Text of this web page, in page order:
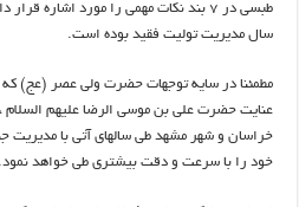
سال مدیریت تولیت فقید بوده است.
مطمئنا در سایه توجهات حضرت ولی عصر (عج) که
عنایت حضرت علی بن موسی الرضا علیهم
خراسان و شهر مشهد طی سالهای آتی با مدیریت
خود را با سرعت و دقت بیشتری طی خواهد نمود.